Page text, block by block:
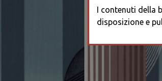
I contenuti della
disposizione e